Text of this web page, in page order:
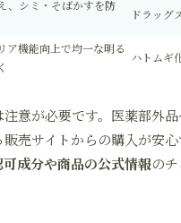
、シミ・そばかすを防
ドラッグ
ア機能向上で均一な明る
ハトムギ
意が必要です。医薬部外
売サイトからの購入が安
可成分や商品の公式情報の